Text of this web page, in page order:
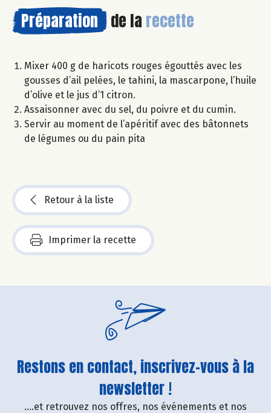
Préparation de la recette
Mixer 400 g de haricots rouges égouttés avec les
gousses d’ail pelées, le tahini, la mascarpone, l’huile
d’olive et le jus d’1 citron.
Assaisonner avec du sel, du poivre et du cumin.
Servir au moment de l’apéritif avec des bâtonnets
de légumes ou du pain pita
Retour à la liste
Imprimer la recette
Restons en contact, inscrivez-vous à la
newsletter !
....et retrouvez nos offres, nos événements et nos